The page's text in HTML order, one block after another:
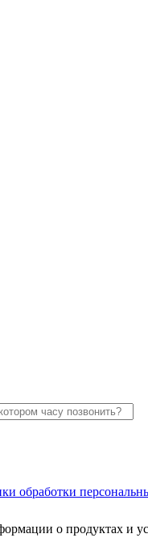
обработки
о продуктах и